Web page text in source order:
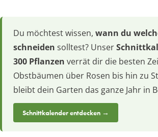
Du möchtest wissen, wann du
schneiden solltest? Unser
300 Pflanzen verrät dir die besten
Obstbäumen über Rosen bis hin zu
bleibt dein Garten das ganze Jahr in
Schnittkalender entdecken →